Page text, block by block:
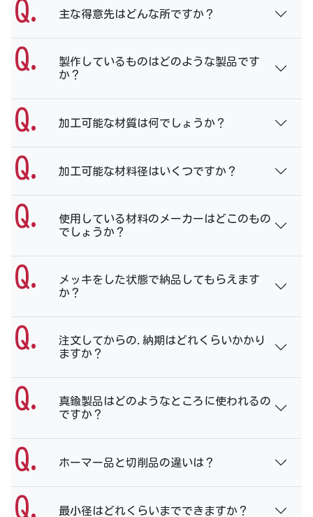
主な得意先はどんな所ですか？
製作しているものはどのような製品です
か？
加工可能な材質は何でしょうか？
加工可能な材料径はいくつですか？
使用している材料のメーカーはどこのもの
でしょうか？
メッキをした状態で納品してもらえます
か？
注文してからの.納期はどれくらいかかり
ますか？
真鍮製品はどのようなところに使われるの
ですか？
ホーマー品と切削品の違いは？
最小径はどれくらいまでできますか？